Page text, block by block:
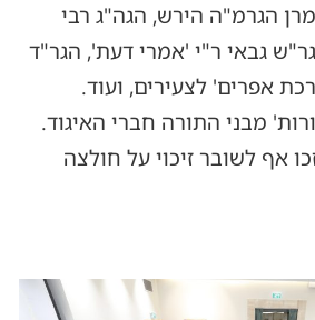
הגרמ"ה הירש, הגה"ג רבי
גבאי ר"י 'אמרי דעת', הגר"ד
אפרים' לצעירים, ועוד.
מבני התורה חברי האיגוד.
אף לשובר זיכוי על חולצה